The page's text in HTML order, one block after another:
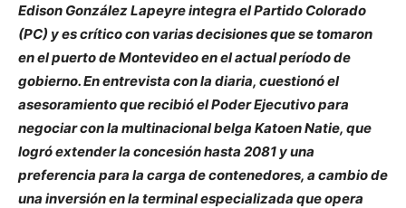
Edison González Lapeyre integra el Partido Colorado
(PC) y es crítico con varias decisiones que se tomaron
en el puerto de Montevideo en el actual período de
gobierno. En entrevista con la diaria, cuestionó el
asesoramiento que recibió el Poder Ejecutivo para
negociar con la multinacional belga Katoen Natie, que
logró extender la concesión hasta 2081 y una
preferencia para la carga de contenedores, a cambio de
una inversión en la terminal especializada que opera